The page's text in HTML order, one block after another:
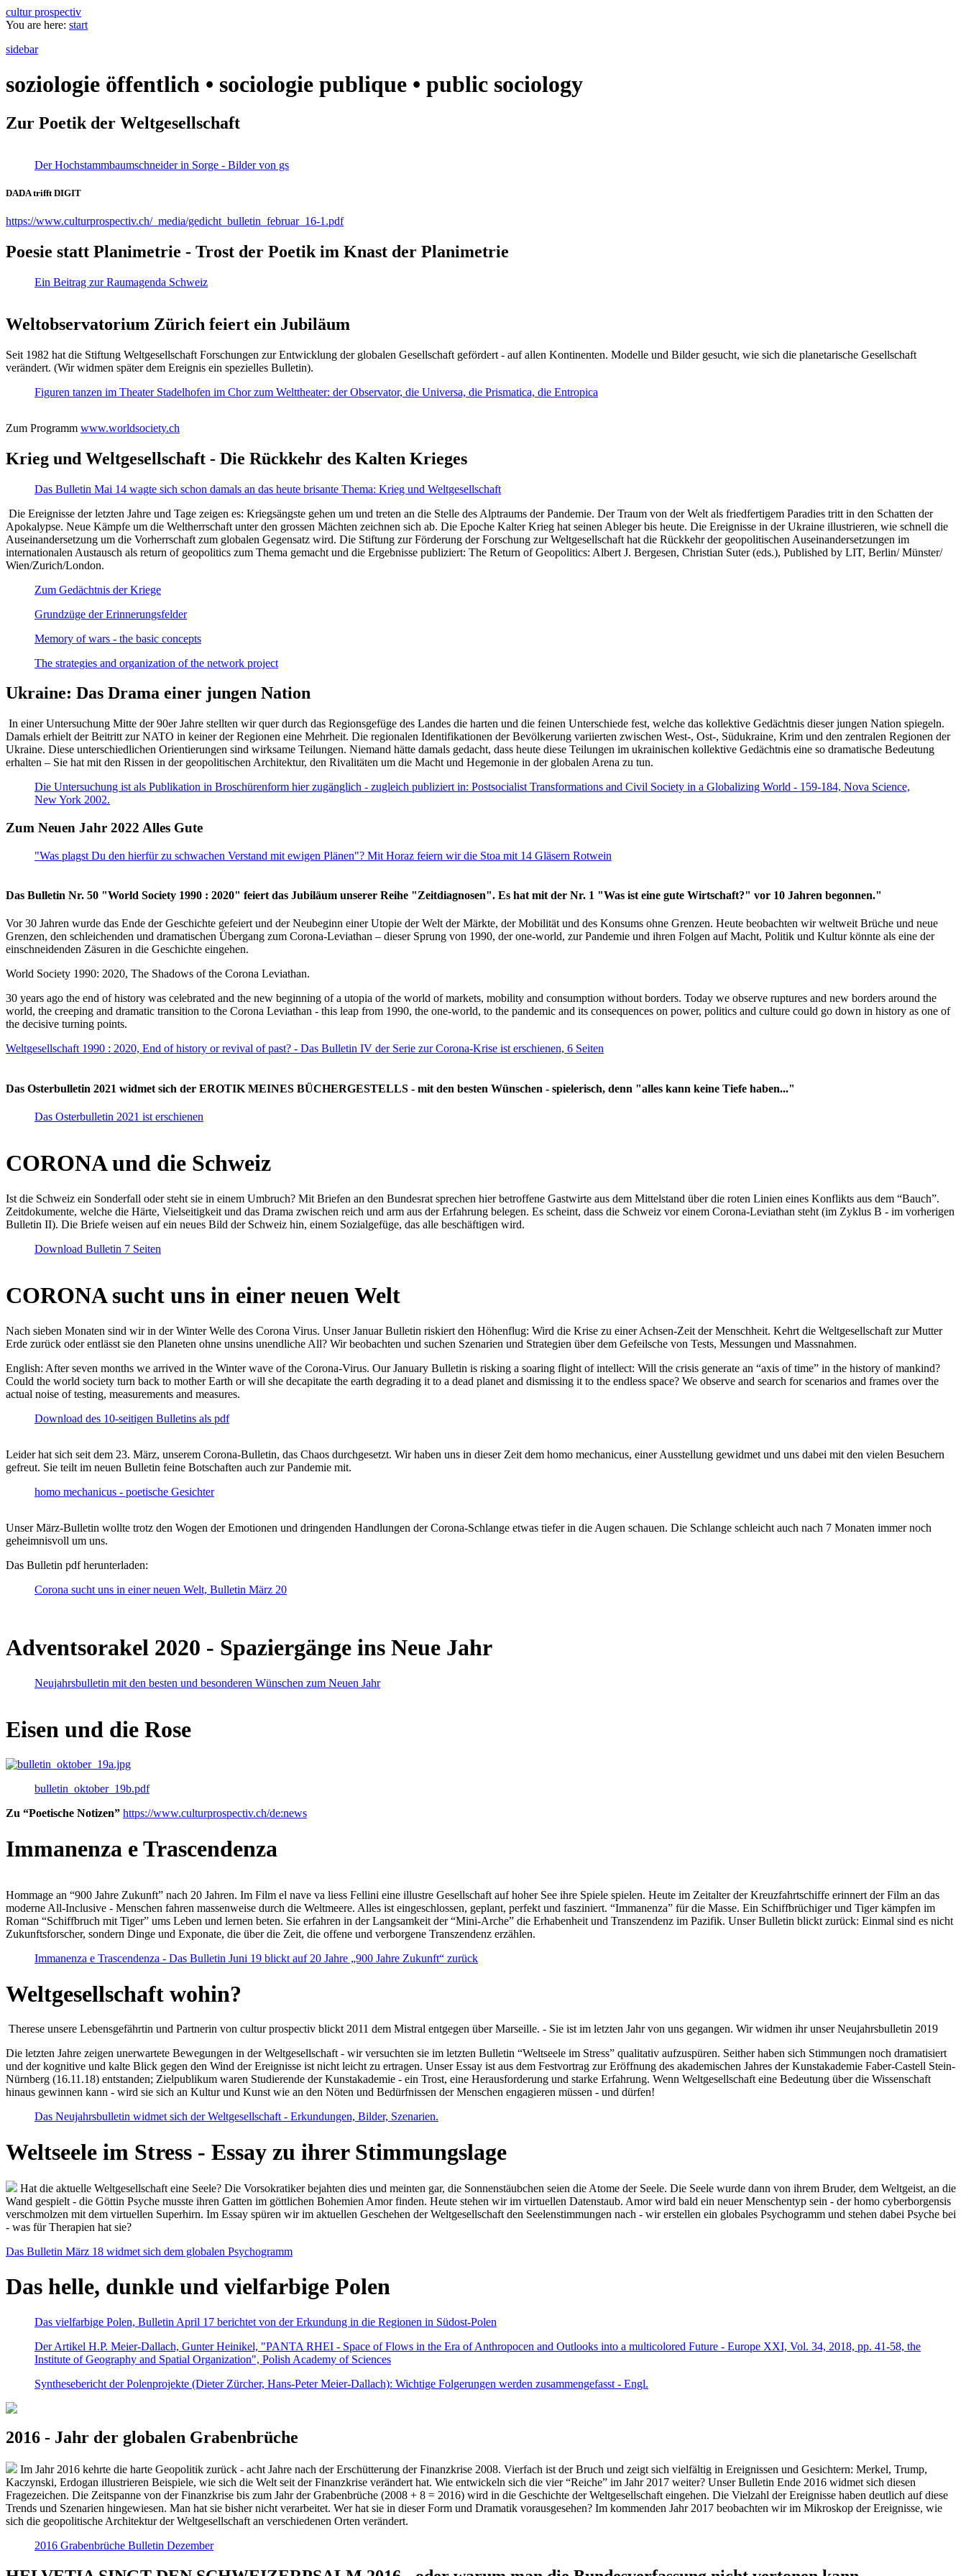
cultur prospectiv
You are here: start
sidebar
soziologie öffentlich • sociologie publique • public sociology
Zur Poetik der Weltgesellschaft
Der Hochstammbaumschneider in Sorge - Bilder von gs
DADA trifft DIGIT
https://www.culturprospectiv.ch/_media/gedicht_bulletin_februar_16-1.pdf
Poesie statt Planimetrie - Trost der Poetik im Knast der Planimetrie
Ein Beitrag zur Raumagenda Schweiz
Weltobservatorium Zürich feiert ein Jubiläum
Seit 1982 hat die Stiftung Weltgesellschaft Forschungen zur Entwicklung der globalen Gesellschaft gefördert - auf allen Kontinenten. Modelle und Bilder gesucht, wie sich die planetarische Gesellschaft
verändert. (Wir widmen später dem Ereignis ein spezielles Bulletin).
Figuren tanzen im Theater Stadelhofen im Chor zum Welttheater: der Observator, die Universa, die Prismatica, die Entropica
Zum Programm www.worldsociety.ch
Krieg und Weltgesellschaft - Die Rückkehr des Kalten Krieges
Das Bulletin Mai 14 wagte sich schon damals an das heute brisante Thema: Krieg und Weltgesellschaft
Die Ereignisse der letzten Jahre und Tage zeigen es: Kriegsängste gehen um und treten an die Stelle des Alptraums der Pandemie. Der Traum von der Welt als friedfertigem Paradies tritt in den Schatten der
Apokalypse. Neue Kämpfe um die Weltherrschaft unter den grossen Mächten zeichnen sich ab. Die Epoche Kalter Krieg hat seinen Ableger bis heute. Die Ereignisse in der Ukraine illustrieren, wie schnell die
Auseinandersetzung um die Vorherrschaft zum globalen Gegensatz wird. Die Stiftung zur Förderung der Forschung zur Weltgesellschaft hat die Rückkehr der geopolitischen Auseinandersetzungen im
internationalen Austausch als return of geopolitics zum Thema gemacht und die Ergebnisse publiziert: The Return of Geopolitics: Albert J. Bergesen, Christian Suter (eds.), Published by LIT, Berlin/ Münster/
Wien/Zurich/London.
Zum Gedächtnis der Kriege
Grundzüge der Erinnerungsfelder
Memory of wars - the basic concepts
The strategies and organization of the network project
Ukraine: Das Drama einer jungen Nation
In einer Untersuchung Mitte der 90er Jahre stellten wir quer durch das Regionsgefüge des Landes die harten und die feinen Unterschiede fest, welche das kollektive Gedächtnis dieser jungen Nation spiegeln.
Damals erhielt der Beitritt zur NATO in keiner der Regionen eine Mehrheit. Die regionalen Identifikationen der Bevölkerung variierten zwischen West-, Ost-, Südukraine, Krim und den zentralen Regionen der
Ukraine. Diese unterschiedlichen Orientierungen sind wirksame Teilungen. Niemand hätte damals gedacht, dass heute diese Teilungen im ukrainischen kollektive Gedächtnis eine so dramatische Bedeutung
erhalten – Sie hat mit den Rissen in der geopolitischen Architektur, den Rivalitäten um die Macht und Hegemonie in der globalen Arena zu tun.
Die Untersuchung ist als Publikation in Broschürenform hier zugänglich - zugleich publiziert in: Postsocialist Transformations and Civil Society in a Globalizing World - 159-184, Nova Science,
New York 2002.
Zum Neuen Jahr 2022 Alles Gute
"Was plagst Du den hierfür zu schwachen Verstand mit ewigen Plänen"? Mit Horaz feiern wir die Stoa mit 14 Gläsern Rotwein
Das Bulletin Nr. 50 "World Society 1990 : 2020" feiert das Jubiläum unserer Reihe "Zeitdiagnosen". Es hat mit der Nr. 1 "Was ist eine gute Wirtschaft?" vor 10 Jahren begonnen."
Vor 30 Jahren wurde das Ende der Geschichte gefeiert und der Neubeginn einer Utopie der Welt der Märkte, der Mobilität und des Konsums ohne Grenzen. Heute beobachten wir weltweit Brüche und neue
Grenzen, den schleichenden und dramatischen Übergang zum Corona-Leviathan – dieser Sprung von 1990, der one-world, zur Pandemie und ihren Folgen auf Macht, Politik und Kultur könnte als eine der
einschneidenden Zäsuren in die Geschichte eingehen.
World Society 1990: 2020, The Shadows of the Corona Leviathan.
30 years ago the end of history was celebrated and the new beginning of a utopia of the world of markets, mobility and consumption without borders. Today we observe ruptures and new borders around the
world, the creeping and dramatic transition to the Corona Leviathan - this leap from 1990, the one-world, to the pandemic and its consequences on power, politics and culture could go down in history as one of
the decisive turning points.
Weltgesellschaft 1990 : 2020, End of history or revival of past? - Das Bulletin IV der Serie zur Corona-Krise ist erschienen, 6 Seiten
Das Osterbulletin 2021 widmet sich der EROTIK MEINES BÜCHERGESTELLS - mit den besten Wünschen - spielerisch, denn "alles kann keine Tiefe haben..."
Das Osterbulletin 2021 ist erschienen
CORONA und die Schweiz
Ist die Schweiz ein Sonderfall oder steht sie in einem Umbruch? Mit Briefen an den Bundesrat sprechen hier betroffene Gastwirte aus dem Mittelstand über die roten Linien eines Konflikts aus dem “Bauch”.
Zeitdokumente, welche die Härte, Vielseitigkeit und das Drama zwischen reich und arm aus der Erfahrung belegen. Es scheint, dass die Schweiz vor einem Corona-Leviathan steht (im Zyklus B - im vorherigen
Bulletin II). Die Briefe weisen auf ein neues Bild der Schweiz hin, einem Sozialgefüge, das alle beschäftigen wird.
Download Bulletin 7 Seiten
CORONA sucht uns in einer neuen Welt
Nach sieben Monaten sind wir in der Winter Welle des Corona Virus. Unser Januar Bulletin riskiert den Höhenflug: Wird die Krise zu einer Achsen-Zeit der Menschheit. Kehrt die Weltgesellschaft zur Mutter
Erde zurück oder entlässt sie den Planeten ohne unsins unendliche All? Wir beobachten und suchen Szenarien und Strategien über dem Gefeilsche von Tests, Messungen und Massnahmen.
English: After seven months we arrived in the Winter wave of the Corona-Virus. Our January Bulletin is risking a soaring flight of intellect: Will the crisis generate an “axis of time” in the history of mankind?
Could the world society turn back to mother Earth or will she decapitate the earth degrading it to a dead planet and dismissing it to the endless space? We observe and search for scenarios and frames over the
actual noise of testing, measurements and measures.
Download des 10-seitigen Bulletins als pdf
Leider hat sich seit dem 23. März, unserem Corona-Bulletin, das Chaos durchgesetzt. Wir haben uns in dieser Zeit dem homo mechanicus, einer Ausstellung gewidmet und uns dabei mit den vielen Besuchern
gefreut. Sie teilt im neuen Bulletin feine Botschaften auch zur Pandemie mit.
homo mechanicus - poetische Gesichter
Unser März-Bulletin wollte trotz den Wogen der Emotionen und dringenden Handlungen der Corona-Schlange etwas tiefer in die Augen schauen. Die Schlange schleicht auch nach 7 Monaten immer noch
geheimnisvoll um uns.
Das Bulletin pdf herunterladen:
Corona sucht uns in einer neuen Welt, Bulletin März 20
Adventsorakel 2020 - Spaziergänge ins Neue Jahr
Neujahrsbulletin mit den besten und besonderen Wünschen zum Neuen Jahr
Eisen und die Rose
bulletin_oktober_19b.pdf
Zu “Poetische Notizen” https://www.culturprospectiv.ch/de:news
Immanenza e Trascendenza
Hommage an “900 Jahre Zukunft” nach 20 Jahren. Im Film el nave va liess Fellini eine illustre Gesellschaft auf hoher See ihre Spiele spielen. Heute im Zeitalter der Kreuzfahrtschiffe erinnert der Film an das
moderne All-Inclusive - Menschen fahren massenweise durch die Weltmeere. Alles ist eingeschlossen, geplant, perfekt und fasziniert. “Immanenza” für die Masse. Ein Schiffbrüchiger und Tiger kämpfen im
Roman “Schiffbruch mit Tiger” ums Leben und lernen beten. Sie erfahren in der Langsamkeit der “Mini-Arche” die Erhabenheit und Transzendenz im Pazifik. Unser Bulletin blickt zurück: Einmal sind es nicht
Zukunftsforscher, sondern Dinge und Exponate, die über die Zeit, die offene und verborgene Transzendenz erzählen.
Immanenza e Trascendenza - Das Bulletin Juni 19 blickt auf 20 Jahre „900 Jahre Zukunft“ zurück
Weltgesellschaft wohin?
Therese unsere Lebensgefährtin und Partnerin von cultur prospectiv blickt 2011 dem Mistral entgegen über Marseille. - Sie ist im letzten Jahr von uns gegangen. Wir widmen ihr unser Neujahrsbulletin 2019
Die letzten Jahre zeigen unerwartete Bewegungen in der Weltgesellschaft - wir versuchten sie im letzten Bulletin “Weltseele im Stress” qualitativ aufzuspüren. Seither haben sich Stimmungen noch dramatisiert
und der kognitive und kalte Blick gegen den Wind der Ereignisse ist nicht leicht zu ertragen. Unser Essay ist aus dem Festvortrag zur Eröffnung des akademischen Jahres der Kunstakademie Faber-Castell Stein-
Nürnberg (16.11.18) entstanden; Zielpublikum waren Studierende der Kunstakademie - ein Trost, eine Herausforderung und starke Erfahrung. Wenn Weltgesellschaft eine Bedeutung über die Wissenschaft
hinaus gewinnen kann - wird sie sich an Kultur und Kunst wie an den Nöten und Bedürfnissen der Menschen engagieren müssen - und dürfen!
Das Neujahrsbulletin widmet sich der Weltgesellschaft - Erkundungen, Bilder, Szenarien.
Weltseele im Stress - Essay zu ihrer Stimmungslage
Hat die aktuelle Weltgesellschaft eine Seele? Die Vorsokratiker bejahten dies und meinten gar, die Sonnenstäubchen seien die Atome der Seele. Die Seele wurde dann von ihrem Bruder, dem Weltgeist, an die
Wand gespielt - die Göttin Psyche musste ihren Gatten im göttlichen Bohemien Amor finden. Heute stehen wir im virtuellen Datenstaub. Amor wird bald ein neuer Menschentyp sein - der homo cyberborgensis
verschmolzen mit dem virtuellen Superhirn. Im Essay spüren wir im aktuellen Geschehen der Weltgesellschaft den Seelenstimmungen nach - wir erstellen ein globales Psychogramm und stehen dabei Psyche bei
- was für Therapien hat sie?
Das Bulletin März 18 widmet sich dem globalen Psychogramm
Das helle, dunkle und vielfarbige Polen
Das vielfarbige Polen, Bulletin April 17 berichtet von der Erkundung in die Regionen in Südost-Polen
Der Artikel H.P. Meier-Dallach, Gunter Heinikel, "PANTA RHEI - Space of Flows in the Era of Anthropocen and Outlooks into a multicolored Future - Europe XXI, Vol. 34, 2018, pp. 41-58, the
Institute of Geography and Spatial Organization", Polish Academy of Sciences
Synthesebericht der Polenprojekte (Dieter Zürcher, Hans-Peter Meier-Dallach): Wichtige Folgerungen werden zusammengefasst - Engl.
2016 - Jahr der globalen Grabenbrüche
Im Jahr 2016 kehrte die harte Geopolitik zurück - acht Jahre nach der Erschütterung der Finanzkrise 2008. Vierfach ist der Bruch und zeigt sich vielfältig in Ereignissen und Gesichtern: Merkel, Trump,
Kaczynski, Erdogan illustrieren Beispiele, wie sich die Welt seit der Finanzkrise verändert hat. Wie entwickeln sich die vier “Reiche” im Jahr 2017 weiter? Unser Bulletin Ende 2016 widmet sich diesen
Fragezeichen. Die Zeitspanne von der Finanzkrise bis zum Jahr der Grabenbrüche (2008 + 8 = 2016) wird in die Geschichte der Weltgesellschaft eingehen. Die Vielzahl der Ereignisse haben deutlich auf diese
Trends und Szenarien hingewiesen. Man hat sie bisher nicht verarbeitet. Wer hat sie in dieser Form und Dramatik vorausgesehen? Im kommenden Jahr 2017 beobachten wir im Mikroskop der Ereignisse, wie
sich die geopolitische Architektur der Weltgesellschaft an verschiedenen Orten verändert.
2016 Grabenbrüche Bulletin Dezember